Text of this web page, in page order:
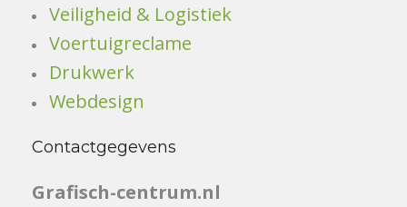
Veiligheid & Logistiek
Voertuigreclame
Drukwerk
Webdesign
Contactgegevens
Grafisch-centrum.nl